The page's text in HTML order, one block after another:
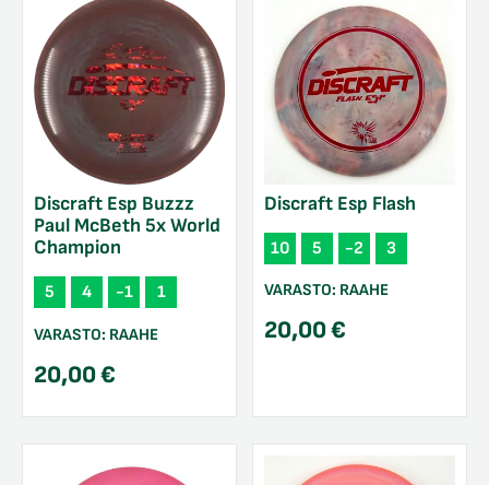
Discraft Esp Buzzz
Paul McBeth 5x World
Champion
5 4 -1 1
VARASTO: RAAHE
20,00€
Discraft Esp Flash
10 5 -2 3
VARASTO: RAAHE
20,00€